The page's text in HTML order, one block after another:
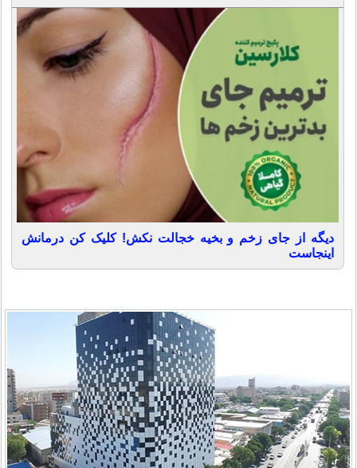
دیگه از جای زخم و بخیه خجالت نکش! کلیک کن درمانش
اینجاست